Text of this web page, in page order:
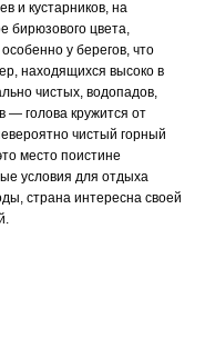
и кустарников, на
бирюзового цвета,
у берегов, что
находящихся высоко в
чистых, водопадов,
— голова кружится от
чистый горный
место поистине
условия для отдыха
страна интересна своей